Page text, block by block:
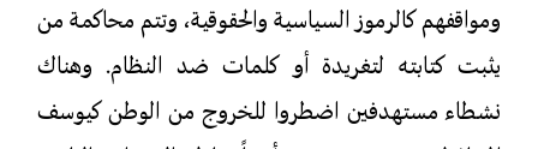
ومواقفهم كالرموز السياسية والحقوقية، وتتم محاكمة من
يثبت كتابته لتغريدة أو كلمات ضد النظام. وهناك
نشطاء مستهدفين اضطروا للخروج من الوطن كيوسف